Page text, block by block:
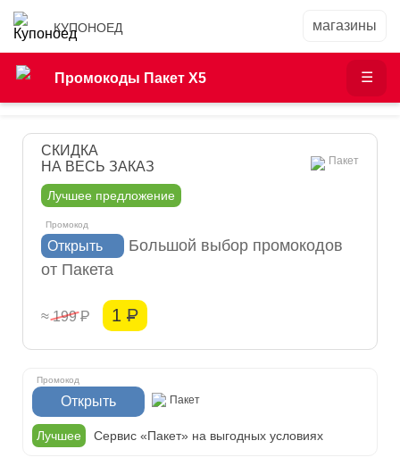
КУПОНОЕД
Промокоды Пакет Х5
Пакет
СКИДКА
НА ВЕСЬ ЗАКАЗ
Лучшее предложение
Открыть
Большой выбор промокодов
от Пакета
≈ 199Р 1 Р
Открыть Пакет
Лучшее Сервис «Пакет» на выгодных условиях